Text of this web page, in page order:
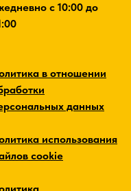
c 10:00 до
в отношении
данных
использования
cookie